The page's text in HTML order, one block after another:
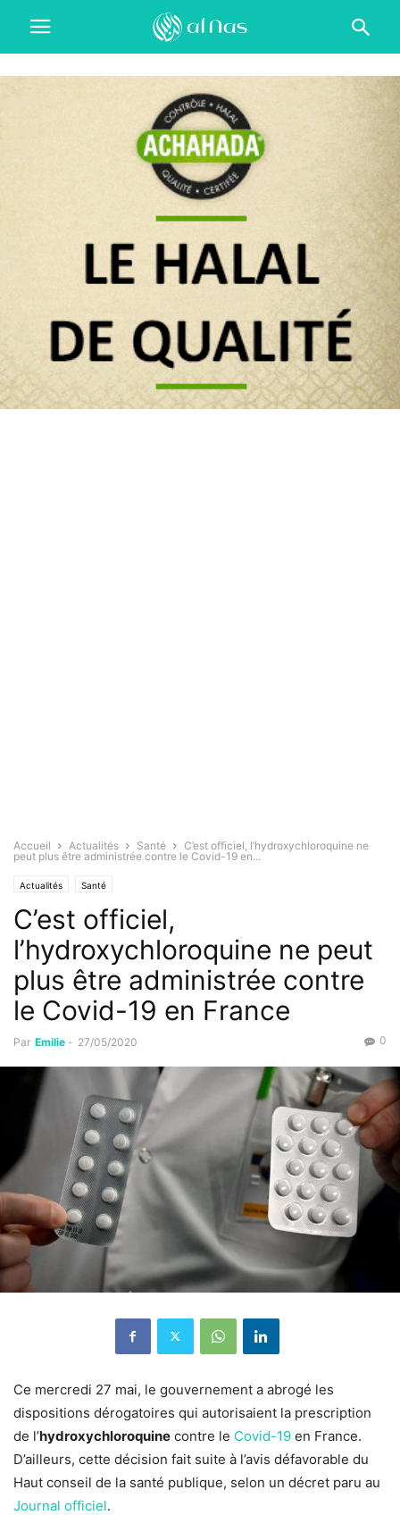
Accueil Actualités Santé
C’est officiel, l’hydroxychloroquine ne
peut plus être administrée contre le Covid-19 en...
Actualités Santé
C’est officiel,
l’hydroxychloroquine ne peut
plus être administrée contre
le Covid-19 en France
Par Emilie - 27/05/2020 0
Ce mercredi 27 mai, le gouvernement a abrogé les
dispositions dérogatoires qui autorisaient la prescription
de l’hydroxychloroquine contre le Covid-19 en France.
D’ailleurs, cette décision fait suite à l’avis défavorable du
Haut conseil de la santé publique, selon un décret paru au
Journal officiel.